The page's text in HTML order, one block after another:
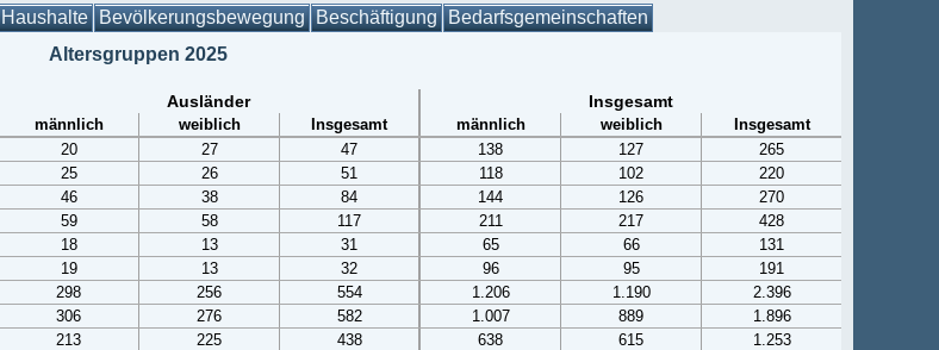
Haushalte Bevölkerungsbewegung Beschäftigung Bedarfsgemeinschaften
Altersgruppen 2025
Ausländer Insgesamt
männlich weiblich Insgesamt männlich weiblich
Insgesamt
20 27 47 138 127
265
25 26 51 118 102
220
46 38 84 144 126
270
59 58 117 211 217
428
18 13 31 65 66
131
19 13 32 96 95
191
298 256 554 1.206 1.190
2.396
306 276 582 1.007 889
1.896
213 225 438 638 615
1.253